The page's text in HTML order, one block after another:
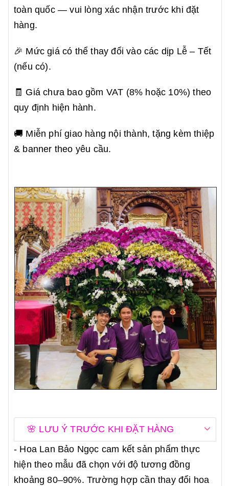
toàn quốc — vui lòng xác nhận trước khi đặt
hàng.
🎉 Mức giá có thể thay đổi vào các dịp Lễ – Tết
(nếu có).
🧾 Giá chưa bao gồm VAT (8% hoặc 10%) theo
quy định hiện hành.
🚚 Miễn phí giao hàng nội thành, tặng kèm thiệp
& banner theo yêu cầu.
🌸 LƯU Ý TRƯỚC KHI ĐẶT HÀNG
- Hoa Lan Bảo Ngọc cam kết sản phẩm thực
hiện theo mẫu đã chọn với độ tương đồng
khoảng 80–90%. Trường hợp cần thay đổi hoa